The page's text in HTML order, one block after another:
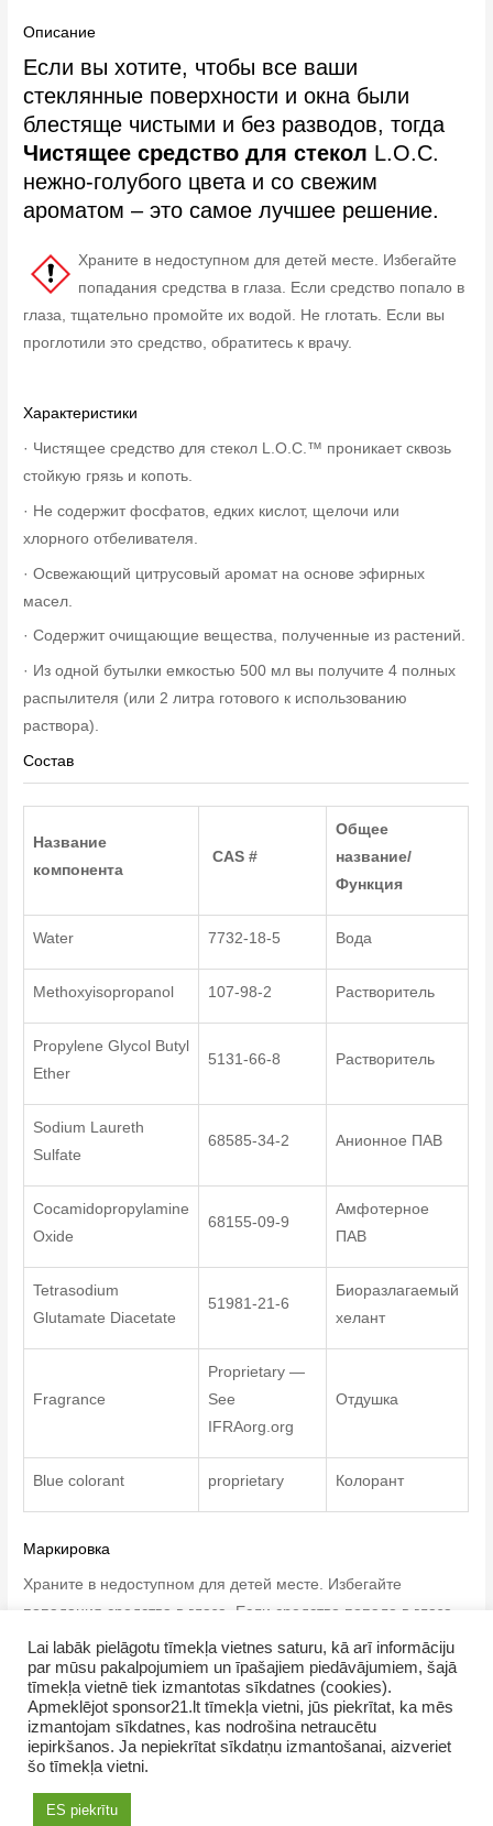
Описание
Если вы хотите, чтобы все ваши
стеклянные поверхности и окна были
блестяще чистыми и без разводов, тогда
Чистящее средство для стекол L.O.C.
нежно-голубого цвета и со свежим
ароматом – это самое лучшее решение.
Храните в недоступном для детей месте. Избегайте
попадания средства в глаза. Если средство попало в
глаза, тщательно промойте их водой. Не глотать. Если вы
проглотили это средство, обратитесь к врачу.
Характеристики
· Чистящее средство для стекол L.O.C.™ проникает сквозь
стойкую грязь и копоть.
· Не содержит фосфатов, едких кислот, щелочи или
хлорного отбеливателя.
· Освежающий цитрусовый аромат на основе эфирных
масел.
· Содержит очищающие вещества, полученные из растений.
· Из одной бутылки емкостью 500 мл вы получите 4 полных
распылителя (или 2 литра готового к использованию
раствора).
Состав
Название
компонента
CAS #
Общее
название/
Функция
Water 7732-18-5 Вода
Methoxyisopropanol 107-98-2 Растворитель
Propylene Glycol Butyl
Ether
5131-66-8 Растворитель
Sodium Laureth
Sulfate
68585-34-2 Анионное ПАВ
Cocamidopropylamine
Oxide
68155-09-9
Амфотерное
ПАВ
Tetrasodium
Glutamate Diacetate
51981-21-6
Биоразлагаемый
хелант
Fragrance
Proprietary —
See
IFRAorg.org
Отдушка
Blue colorant proprietary Колорант
Маркировка
Храните в недоступном для детей месте. Избегайте
попадания средства в глаза. Если средство попало в глаза,
тщательно промойте их водой. Не глотать. Если вы
проглотили это средство, обратитесь к врачу.
Lai labāk pielāgotu tīmekļa vietnes saturu, kā arī informāciju
par mūsu pakalpojumiem un īpašajiem piedāvājumiem, šajā
tīmekļa vietnē tiek izmantotas sīkdatnes (cookies).
Apmeklējot sponsor21.lt tīmekļa vietni, jūs piekrītat, ka mēs
izmantojam sīkdatnes, kas nodrošina netraucētu
iepirkšanos. Ja nepiekrītat sīkdatņu izmantošanai, aizveriet
šo tīmekļa vietni.
ES piekrītu